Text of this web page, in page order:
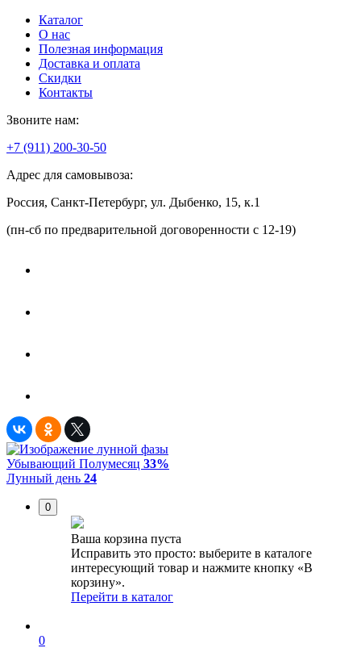
Каталог
О нас
Полезная информация
Доставка и оплата
Скидки
Контакты
Звоните нам:
+7 (911) 200-30-50
Адрес для самовывоза:
Россия, Санкт-Петербург, ул. Дыбенко, 15, к.1
(пн-сб по предварительной договоренности с 12-19)
Убывающий Полумесяц 33%
Лунный день 24
0
Ваша корзина пуста
Исправить это просто: выберите в каталоге
интересующий товар и нажмите кнопку «В
корзину».
Перейти в каталог
0